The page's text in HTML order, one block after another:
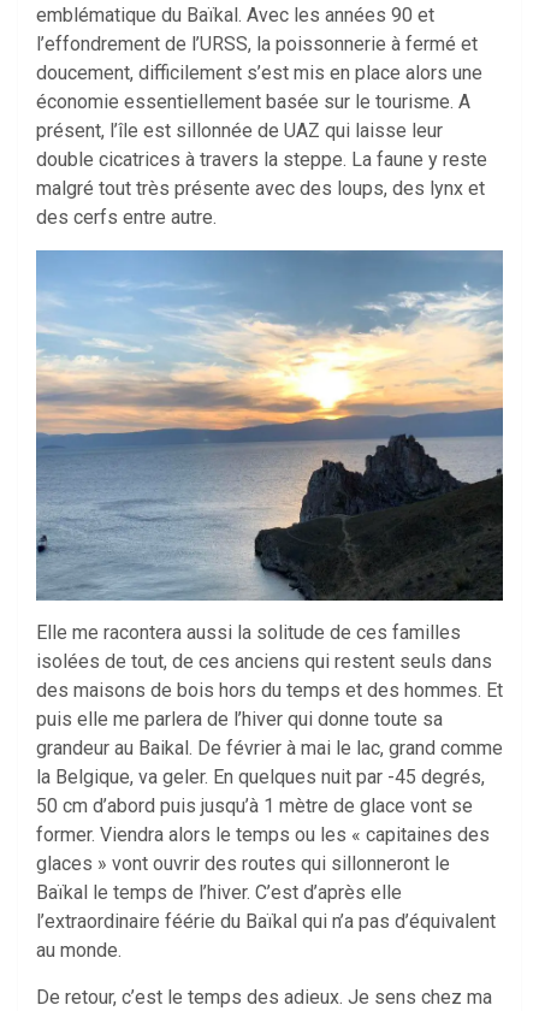
emblématique du Baïkal. Avec les années 90 et
l’effondrement de l’URSS, la poissonnerie à fermé et
doucement, difficilement s’est mis en place alors une
économie essentiellement basée sur le tourisme. A
présent, l’île est sillonnée de UAZ qui laisse leur
double cicatrices à travers la steppe. La faune y reste
malgré tout très présente avec des loups, des lynx et
des cerfs entre autre.
Elle me racontera aussi la solitude de ces familles
isolées de tout, de ces anciens qui restent seuls dans
des maisons de bois hors du temps et des hommes. Et
puis elle me parlera de l’hiver qui donne toute sa
grandeur au Baikal. De février à mai le lac, grand comme
la Belgique, va geler. En quelques nuit par -45 degrés,
50 cm d’abord puis jusqu’à 1 mètre de glace vont se
former. Viendra alors le temps ou les « capitaines des
glaces » vont ouvrir des routes qui sillonneront le
Baïkal le temps de l’hiver. C’est d’après elle
l’extraordinaire féérie du Baïkal qui n’a pas d’équivalent
au monde.
De retour, c’est le temps des adieux. Je sens chez ma